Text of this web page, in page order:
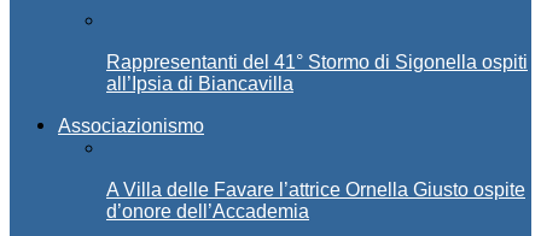
Rappresentanti del 41° Stormo di Sigonella ospiti
all’Ipsia di Biancavilla
Associazionismo
A Villa delle Favare l’attrice Ornella Giusto ospite
d’onore dell’Accademia